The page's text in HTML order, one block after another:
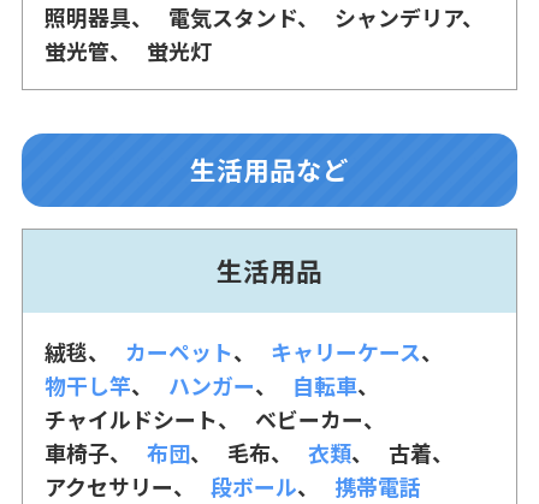
照明器具 電気スタンド
シャンデリア
蛍光管
蛍光灯
生活用品など
生活用品
絨毯 カーペット
キャリーケース
物干し竿
ハンガー
自転車
チャイルドシート
ベビーカー
車椅子
布団 毛布 衣類
古着
アクセサリー
段ボール 携帯電話